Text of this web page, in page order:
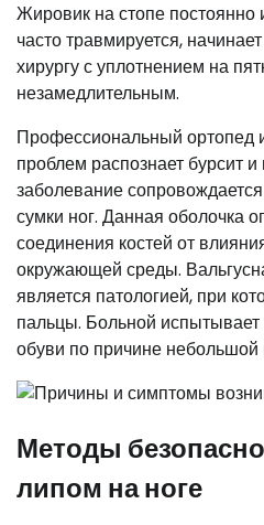
Жировик на стопе постоянно
часто травмируется,
хирургу с уплотнением на
незамедлительным.
Профессиональный ортопед
проблем распознает бурсит
заболевание
сумки ног. Данная оболочка
соединения костей от
окружающей среды.
является патологией, при
пальцы. Больной
обуви по причине
Методы
липом на ноге